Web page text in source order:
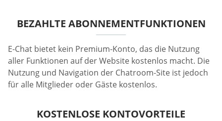
BEZAHLTE ABONNEMENTFUNKTIONEN
E-Chat bietet kein Premium-Konto, das die Nutzung
aller Funktionen auf der Website kostenlos macht. Die
Nutzung und Navigation der Chatroom-Site ist jedoch
für alle Mitglieder oder Gäste kostenlos.
KOSTENLOSE KONTOVORTEILE